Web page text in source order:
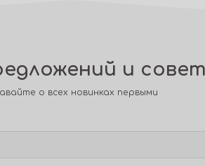
и
о всех новинках первыми